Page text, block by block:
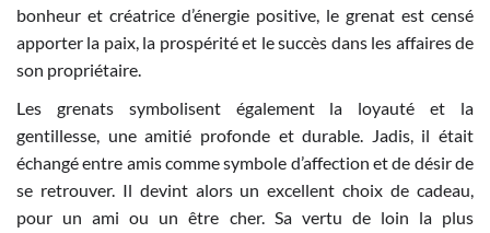
bonheur et créatrice d’énergie positive, le grenat est censé
apporter la paix, la prospérité et le succès dans les affaires de
son propriétaire.
Les grenats symbolisent également la loyauté et la
gentillesse, une amitié profonde et durable. Jadis, il était
échangé entre amis comme symbole d’affection et de désir de
se retrouver. Il devint alors un excellent choix de cadeau,
pour un ami ou un être cher. Sa vertu de loin la plus